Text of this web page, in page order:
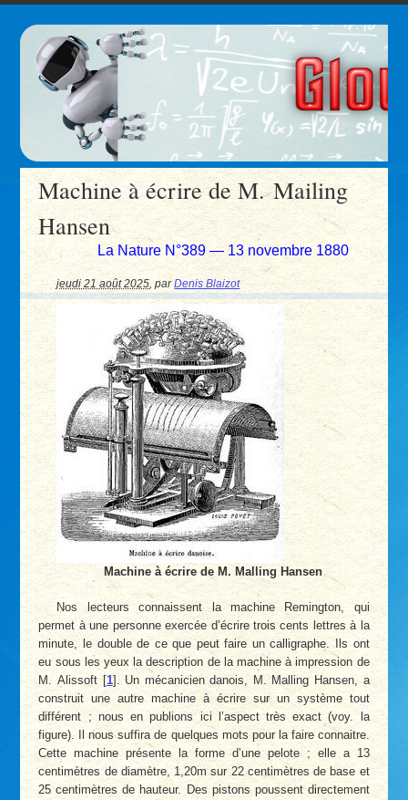
Machine à écrire de M. Mailing
Hansen
La Nature N°389 — 13 novembre 1880
jeudi 21 août 2025,parDenis Blaizot
Machine à écrire de M. Malling Hansen
Nos lecteurs connaissent la machine Remington, qui
permet à une personne exercée d’écrire trois cents lettres à la
minute, le double de ce que peut faire un calligraphe. Ils ont
eu sous les yeux la description de la machine à impression de
M. Alissoft[1] . Un mécanicien danois, M. Malling Hansen, a
construit une autre machine à écrire sur un système tout
différent ; nous en publions ici l’aspect très exact (voy. la
figure). Il nous suffira de quelques mots pour la faire connaitre.
Cette machine présente la forme d’une pelote ; elle a 13
centimètres de diamètre, 1,20m sur 22 centimètres de base et
25 centimètres de hauteur. Des pistons poussent directement